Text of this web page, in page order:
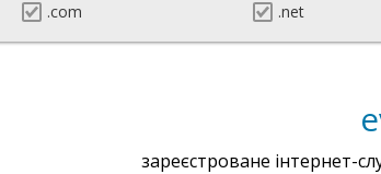
.com .net
зареєстроване інтернет-